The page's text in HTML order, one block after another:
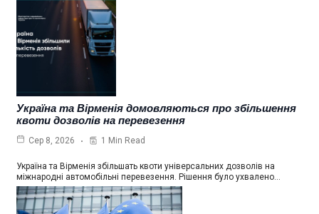
Україна та Вірменія домовляються про збільшення
квоти дозволів на перевезення
Сер 8, 2026 1 Min Read
Україна та Вірменія збільшать квоти універсальних дозволів на
міжнародні автомобільні перевезення. Рішення було ухвалено…